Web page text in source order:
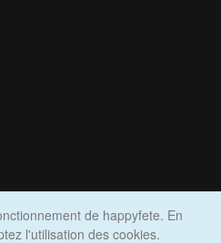
de happyfete. En
l'utilisation des cookies.